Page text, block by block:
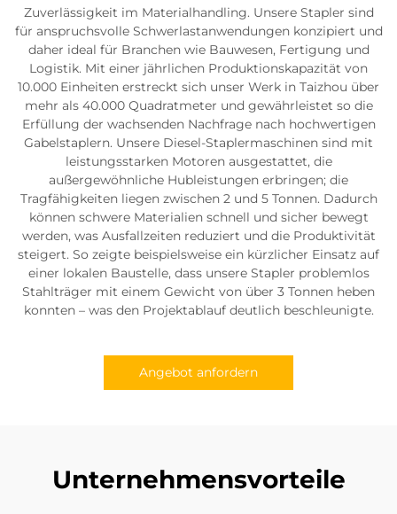
Zuverlässigkeit im Materialhandling. Unsere Stapler sind
für anspruchsvolle Schwerlastanwendungen konzipiert und
daher ideal für Branchen wie Bauwesen, Fertigung und
Logistik. Mit einer jährlichen Produktionskapazität von
10.000 Einheiten erstreckt sich unser Werk in Taizhou über
mehr als 40.000 Quadratmeter und gewährleistet so die
Erfüllung der wachsenden Nachfrage nach hochwertigen
Gabelstaplern. Unsere Diesel-Staplermaschinen sind mit
leistungsstarken Motoren ausgestattet, die
außergewöhnliche Hubleistungen erbringen; die
Tragfähigkeiten liegen zwischen 2 und 5 Tonnen. Dadurch
können schwere Materialien schnell und sicher bewegt
werden, was Ausfallzeiten reduziert und die Produktivität
steigert. So zeigte beispielsweise ein kürzlicher Einsatz auf
einer lokalen Baustelle, dass unsere Stapler problemlos
Stahlträger mit einem Gewicht von über 3 Tonnen heben
konnten – was den Projektablauf deutlich beschleunigte.
Angebot anfordern
Unternehmensvorteile